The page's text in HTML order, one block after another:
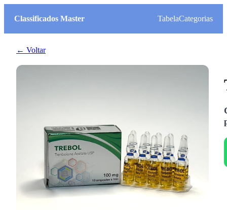
Classificados Master TabelaCategorias
← Voltar